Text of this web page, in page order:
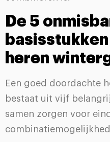
De 5
heren
Een goed doordachte
bestaat uit vijf
samen zorgen voor